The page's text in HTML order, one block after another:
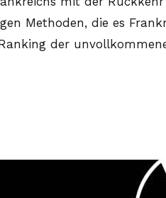
Methoden, die es
der